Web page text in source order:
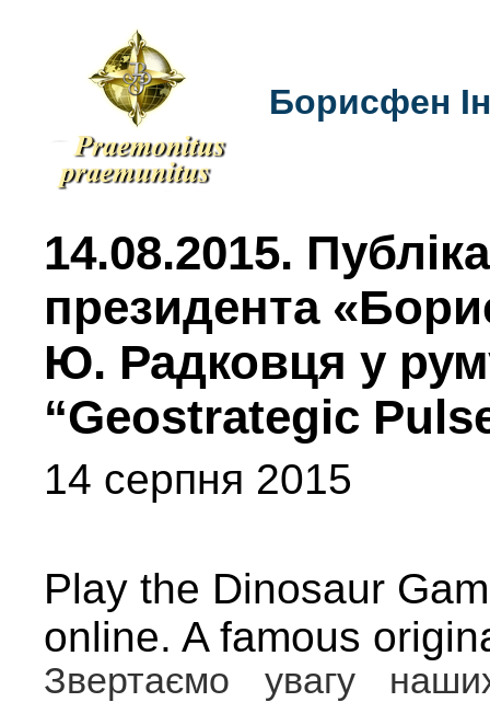
Борисфен
14.08.2015.
президента
Ю. Радковця у
“Geostrategic
14 серпня 2015
Play the Dinosaur
online. A famous
Звертаємо увагу